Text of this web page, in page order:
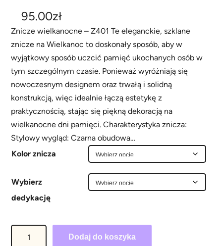
95.00zł
Znicze wielkanocne – Z401 Te eleganckie, szklane
znicze na Wielkanoc to doskonały sposób, aby w
wyjątkowy sposób uczcić pamięć ukochanych osób w
tym szczególnym czasie. Ponieważ wyróżniają się
nowoczesnym designem oraz trwałą i solidną
konstrukcją, więc idealnie łączą estetykę z
praktycznością, stając się piękną dekoracją na
wielkanocne dni pamięci. Charakterystyka znicza:
Stylowy wygląd: Czarna obudowa…
Kolor znicza
Wybierz
dedykację
Dodaj do koszyka